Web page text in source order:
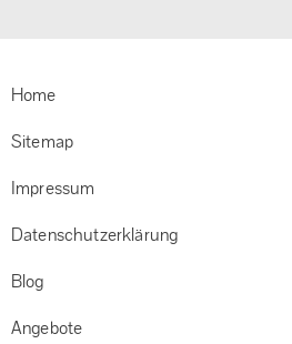
Home
Sitemap
Impressum
Datenschutzerklärung
Blog
Angebote